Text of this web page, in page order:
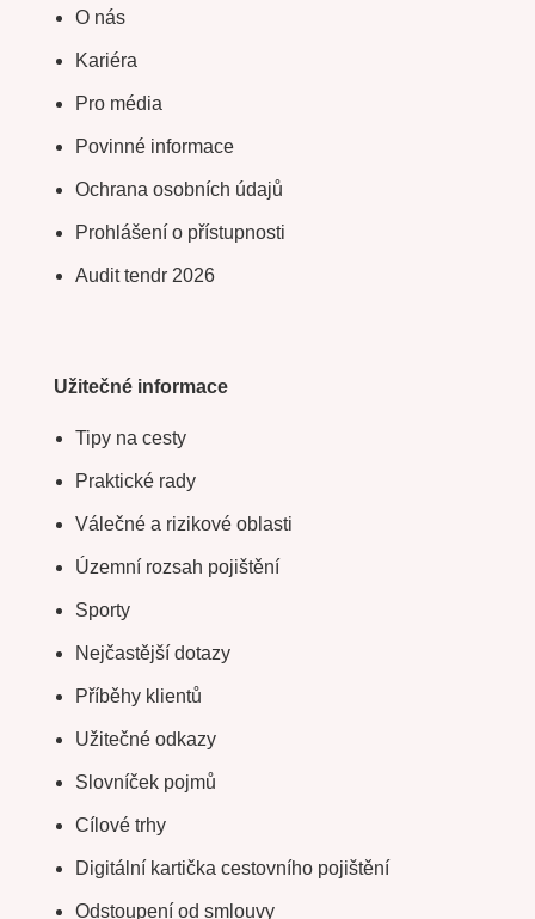
O nás
Kariéra
Pro média
Povinné informace
Ochrana osobních údajů
Prohlášení o přístupnosti
Audit tendr 2026
Užitečné informace
Tipy na cesty
Praktické rady
Válečné a rizikové oblasti
Územní rozsah pojištění
Sporty
Nejčastější dotazy
Příběhy klientů
Užitečné odkazy
Slovníček pojmů
Cílové trhy
Digitální kartička cestovního pojištění
Odstoupení od smlouvy